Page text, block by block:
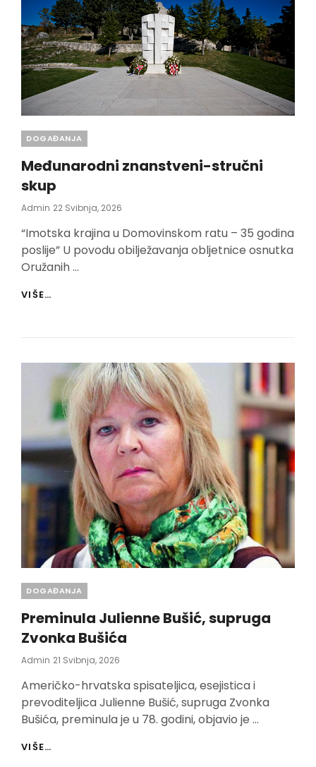
Categories
DOGAĐANJA
Međunarodni znanstveni-stručni
skup
Admin Posted
22 Svibnja, 2026
“Imotska krajina u Domovinskom ratu – 35 godina
poslije” U povodu obilježavanja obljetnice osnutka
Oružanih …
VIŠE…
Categories
DOGAĐANJA
Preminula Julienne Bušić, supruga
Zvonka Bušića
Admin Posted
21 Svibnja, 2026
Američko-hrvatska spisateljica, esejistica i
prevoditeljica Julienne Bušić, supruga Zvonka
Bušića, preminula je u 78. godini, objavio je …
VIŠE…